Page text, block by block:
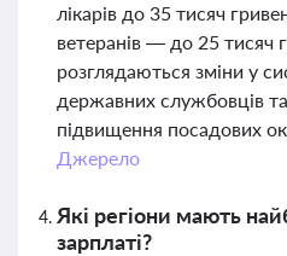
лікарів до 35 тисяч
ветеранів — до 25 тисяч
розглядаються зміни у
державних службовців
підвищення посадових
Джерело
Які регіони мають
зарплаті?